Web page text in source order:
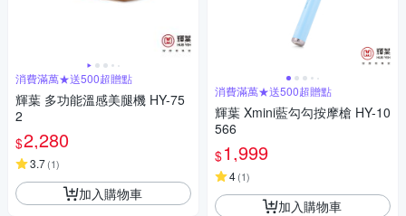
消費滿萬★送500超贈點
輝葉 多功能溫感美腿機 HY-75
2
$2,280
3.7(1)
加入購物車
消費滿萬★送500超贈點
輝葉 Xmini藍勾勾按摩槍 HY-10
566
$1,999
4(1)
加入購物車